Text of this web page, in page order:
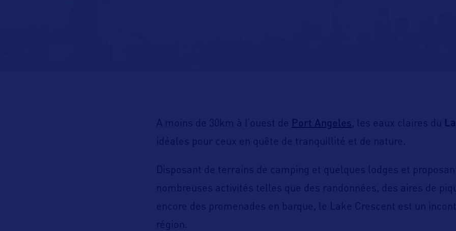
A moins de 30km à l’ouest de Port Angeles, les eaux claires du
idéales pour ceux en quête de tranquillité et de nature.
Disposant de terrains de camping et quelques lodges et
nombreuses activités telles que des randonnées, des aires de
encore des promenades en barque, le Lake Crescent est un
région.